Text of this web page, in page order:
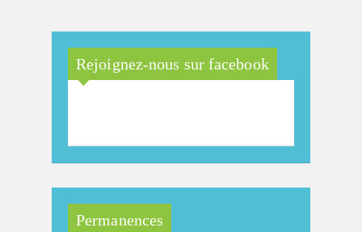
Rejoignez-nous sur facebook
Permanences